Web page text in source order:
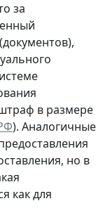
за
в размере
). Аналогичные
но в
как для